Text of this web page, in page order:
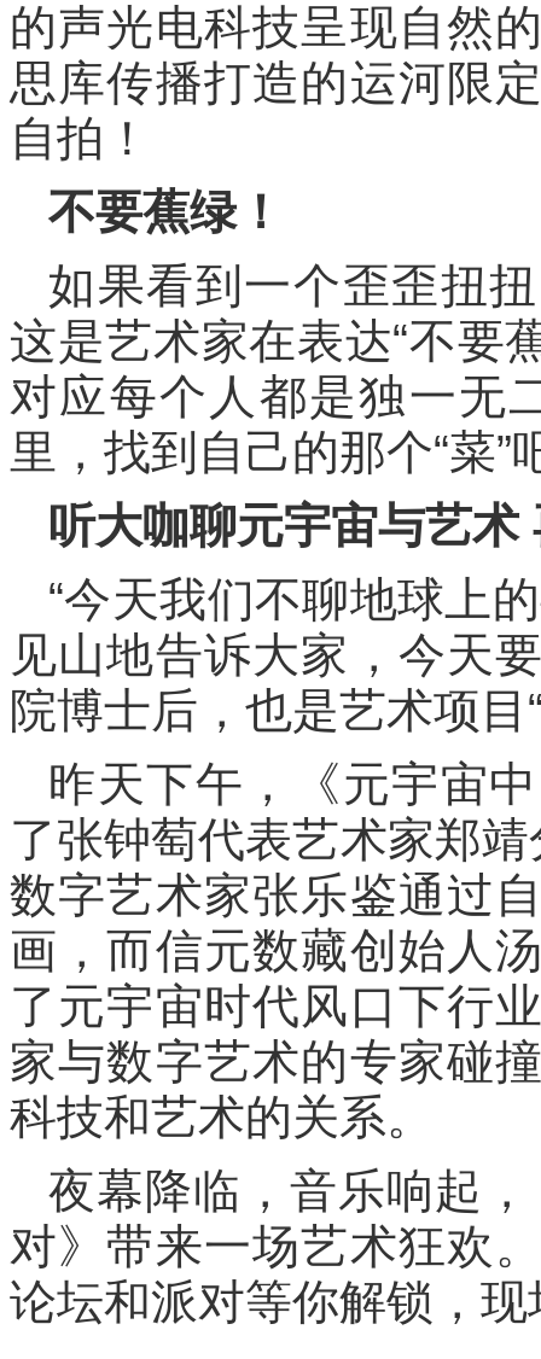
的声光电科技呈现自然
思库传播打造的运河限
自拍！
不要蕉绿！
如果看到一个歪歪扭
这是艺术家在表达“不要
对应每个人都是独一无
里，找到自己的那个“菜”
听大咖聊元宇宙与艺
“今天我们不聊地球上
见山地告诉大家，今天
院博士后，也是艺术项目
昨天下午，《元宇宙
了张钟萄代表艺术家郑
数字艺术家张乐鉴通过
画，而信元数藏创始人
了元宇宙时代风口下行
家与数字艺术的专家碰
科技和艺术的关系。
夜幕降临，音乐响起
对》带来一场艺术狂欢
论坛和派对等你解锁，